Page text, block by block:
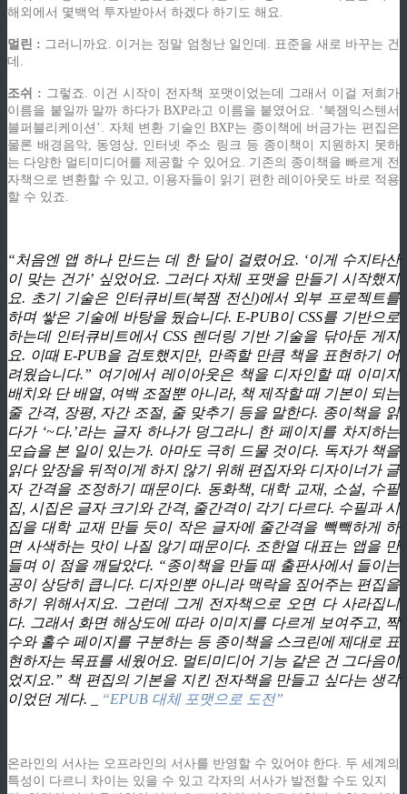
해외에서 몇백억 투자받아서 하겠다 하기도 해요.
멀린 : 그러니까요. 이거는 정말 엄청난 일인데. 표준을 새로 바꾸는 건
데.
조쉬 : 그렇죠. 이건 시작이 전자책 포맷이었는데 그래서 이걸 저희가
이름을 붙일까 말까 하다가 BXP라고 이름을 붙였어요. ‘북잼익스텐서
블퍼블리케이션’. 자체 변환 기술인 BXP는 종이책에 버금가는 편집은
물론 배경음악, 동영상, 인터넷 주소 링크 등 종이책이 지원하지 못하
는 다양한 멀티미디어를 제공할 수 있어요. 기존의 종이책을 빠르게 전
자책으로 변환할 수 있고, 이용자들이 읽기 편한 레이아웃도 바로 적용
할 수 있죠.
“처음엔 앱 하나 만드는 데 한 달이 걸렸어요. ‘이게 수지타산
이 맞는 건가’ 싶었어요. 그러다 자체 포맷을 만들기 시작했지
요. 초기 기술은 인터큐비트(북잼 전신)에서 외부 프로젝트를
하며 쌓은 기술에 바탕을 뒀습니다. E-PUB이 CSS를 기반으로
하는데 인터큐비트에서 CSS 렌더링 기반 기술을 닦아둔 게지
요. 이때 E-PUB을 검토했지만, 만족할 만큼 책을 표현하기 어
려웠습니다.” 여기에서 레이아웃은 책을 디자인할 때 이미지
배치와 단 배열, 여백 조절뿐 아니라, 책 제작할 때 기본이 되는
줄 간격, 장평, 자간 조절, 줄 맞추기 등을 말한다. 종이책을 읽
다가 ‘~다.’라는 글자 하나가 덩그라니 한 페이지를 차지하는
모습을 본 일이 있는가. 아마도 극히 드물 것이다. 독자가 책을
읽다 앞장을 뒤적이게 하지 않기 위해 편집자와 디자이너가 글
자 간격을 조정하기 때문이다. 동화책, 대학 교재, 소설, 수필
집, 시집은 글자 크기와 간격, 줄간격이 각기 다르다. 수필과 시
집을 대학 교재 만들 듯이 작은 글자에 줄간격을 빽빽하게 하
면 사색하는 맛이 나질 않기 때문이다. 조한열 대표는 앱을 만
들며 이 점을 깨달았다. “종이책을 만들 때 출판사에서 들이는
공이 상당히 큽니다. 디자인뿐 아니라 맥락을 짚어주는 편집을
하기 위해서지요. 그런데 그게 전자책으로 오면 다 사라집니
다. 그래서 화면 해상도에 따라 이미지를 다르게 보여주고, 짝
수와 홀수 페이지를 구분하는 등 종이책을 스크린에 제대로 표
현하자는 목표를 세웠어요. 멀티미디어 기능 같은 건 그다음이
었지요.” 책 편집의 기본을 지킨 전자책을 만들고 싶다는 생각
이었던 게다. _
“EPUB 대체 포맷으로 도전”
온라인의 서사는 오프라인의 서사를 반영할 수 있어야 한다. 두 세계의
특성이 다르니 차이는 있을 수 있고 각자의 서사가 발전할 수도 있지